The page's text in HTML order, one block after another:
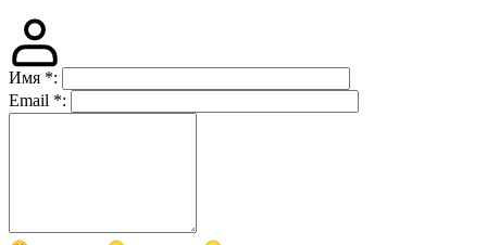
Имя *:
Email *: